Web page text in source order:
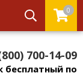
0
700-14-09
бесплатный по